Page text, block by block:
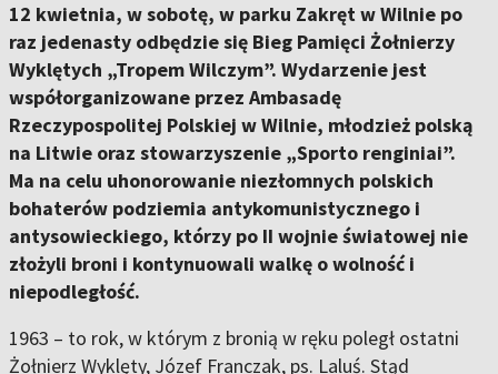
12 kwietnia, w sobotę, w parku Zakręt w Wilnie po
raz jedenasty odbędzie się Bieg Pamięci Żołnierzy
Wyklętych „Tropem Wilczym”. Wydarzenie jest
współorganizowane przez Ambasadę
Rzeczypospolitej Polskiej w Wilnie, młodzież polską
na Litwie oraz stowarzyszenie „Sporto renginiai”.
Ma na celu uhonorowanie niezłomnych polskich
bohaterów podziemia antykomunistycznego i
antysowieckiego, którzy po II wojnie światowej nie
złożyli broni i kontynuowali walkę o wolność i
niepodległość.
1963 – to rok, w którym z bronią w ręku poległ ostatni
Żołnierz Wyklęty, Józef Franczak, ps. Laluś. Stąd